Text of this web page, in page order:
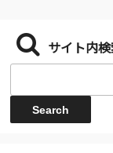
サイト内